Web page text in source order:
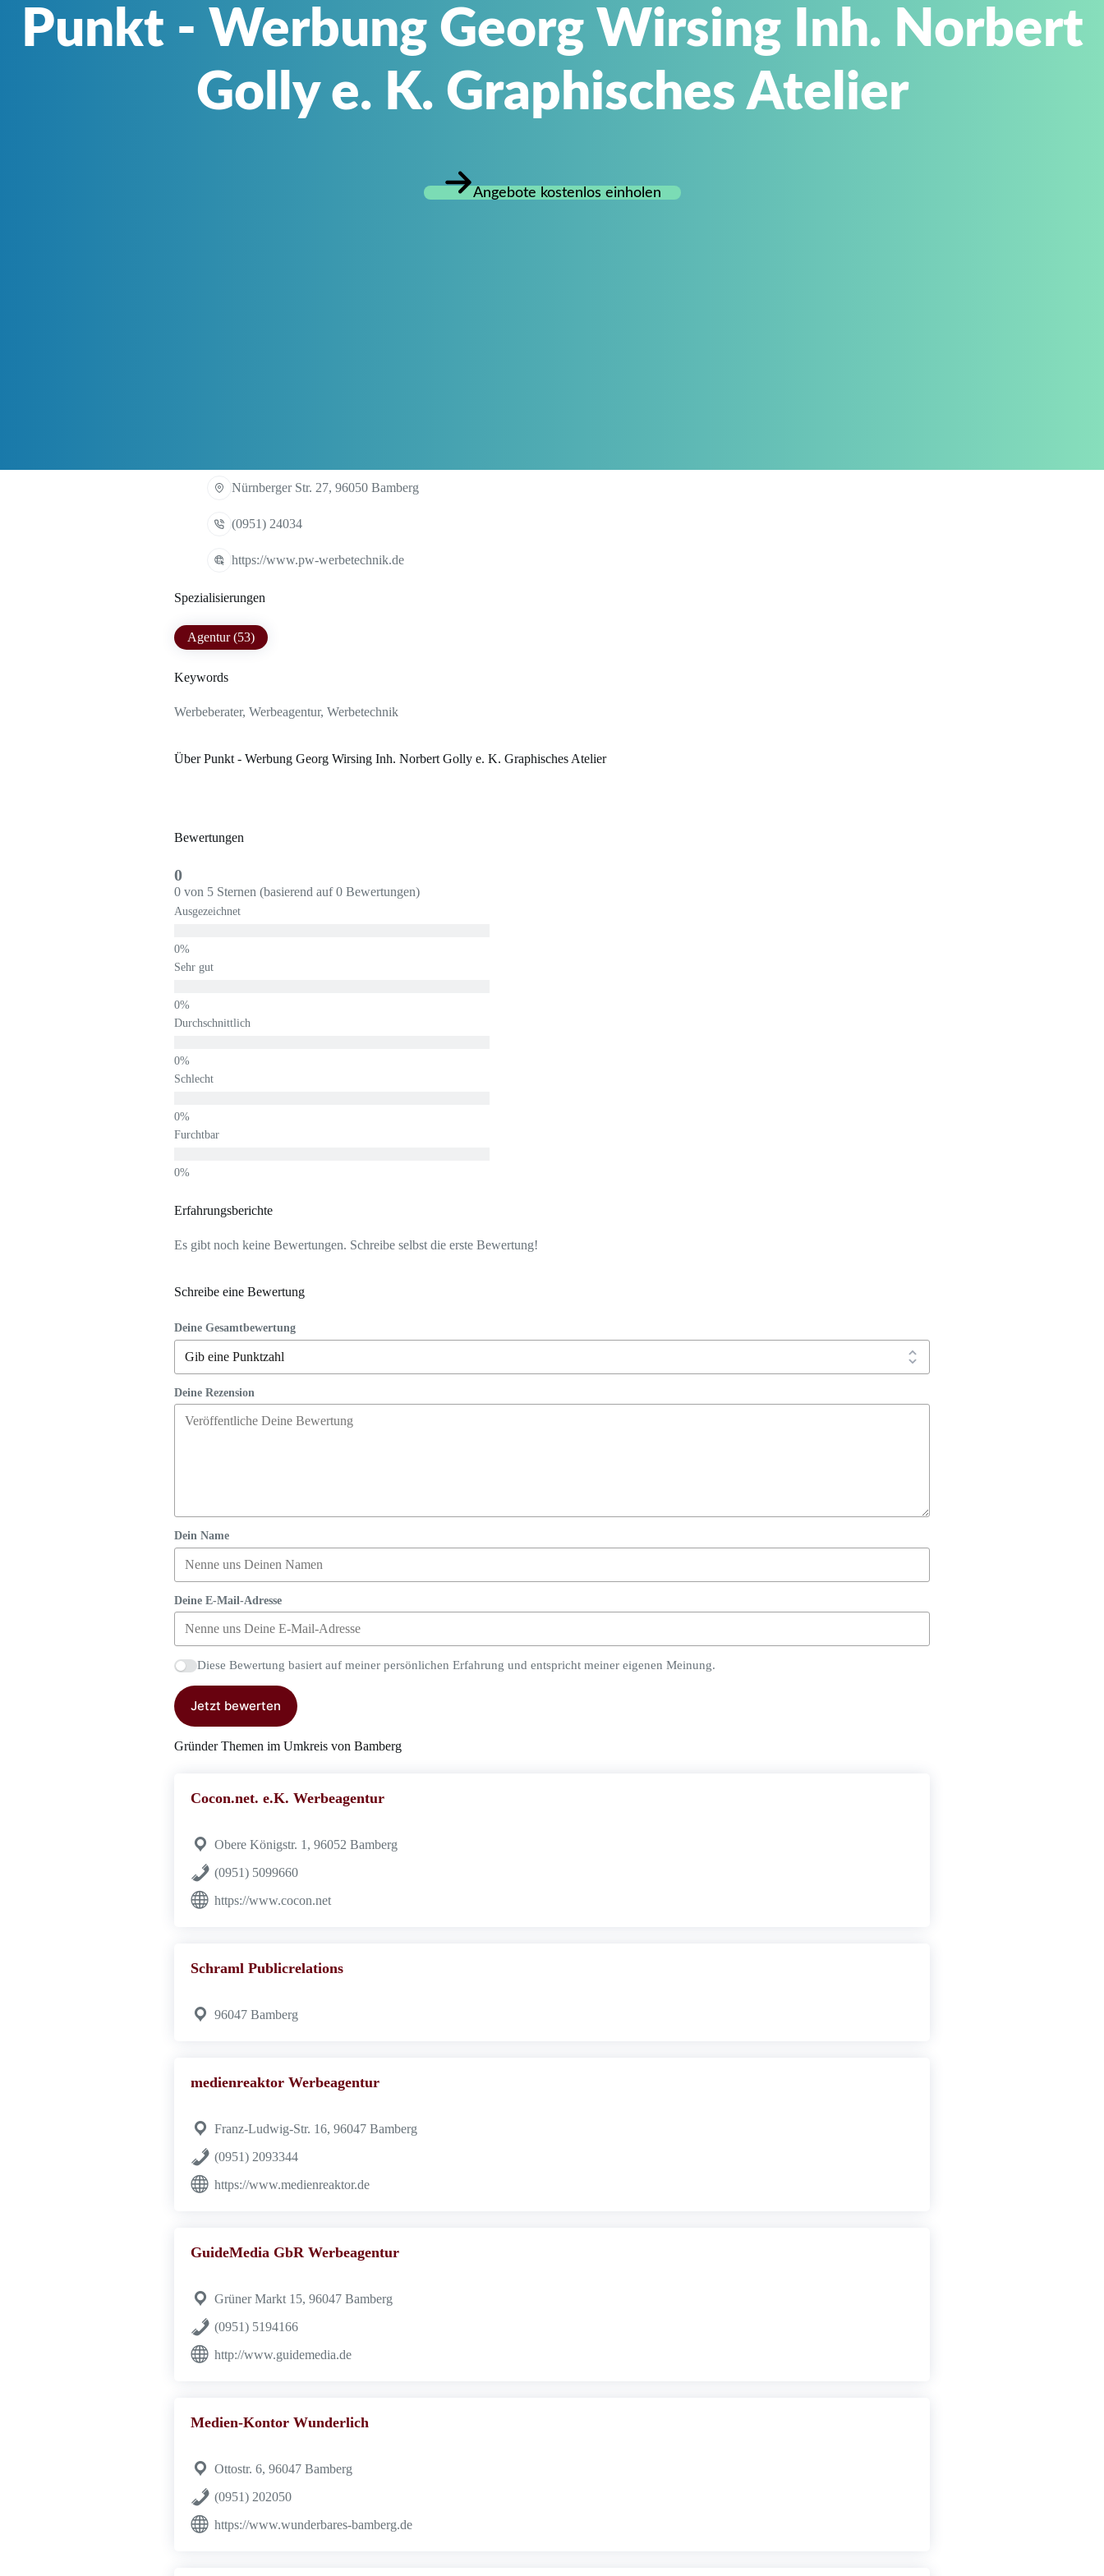
Punkt - Werbung Georg Wirsing Inh. Norbert
Golly e. K. Graphisches Atelier
Angebote kostenlos einholen
Nürnberger Str. 27, 96050 Bamberg
(0951) 24034
https://www.pw-werbetechnik.de
Spezialisierungen
Agentur (53)
Keywords
Werbeberater, Werbeagentur, Werbetechnik
Über Punkt - Werbung Georg Wirsing Inh. Norbert Golly e. K. Graphisches Atelier
Bewertungen
0
0 von 5 Sternen (basierend auf 0 Bewertungen)
Ausgezeichnet
Sehr gut
Durchschnittlich
Schlecht
Furchtbar
Erfahrungsberichte
Es gibt noch keine Bewertungen. Schreibe selbst die erste Bewertung!
Schreibe eine Bewertung
Deine Gesamtbewertung
Deine Rezension
Dein Name
Deine E-Mail-Adresse
Diese Bewertung basiert auf meiner persönlichen Erfahrung und entspricht meiner eigenen Meinung.
Jetzt bewerten
Gründer Themen im Umkreis von Bamberg
Cocon.net. e.K. Werbeagentur
Obere Königstr. 1, 96052 Bamberg
(0951) 5099660
https://www.cocon.net
Schraml Publicrelations
96047 Bamberg
medienreaktor Werbeagentur
Franz-Ludwig-Str. 16, 96047 Bamberg
(0951) 2093344
https://www.medienreaktor.de
GuideMedia GbR Werbeagentur
Grüner Markt 15, 96047 Bamberg
(0951) 5194166
http://www.guidemedia.de
Medien-Kontor Wunderlich
Ottostr. 6, 96047 Bamberg
(0951) 202050
https://www.wunderbares-bamberg.de